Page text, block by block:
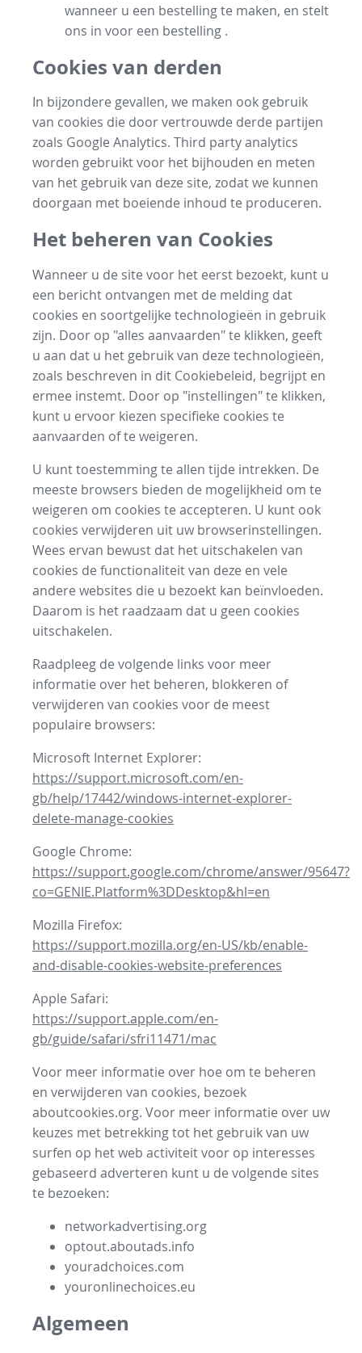
wanneer u een bestelling te maken, en stelt
ons in voor een bestelling .
Cookies van derden
In bijzondere gevallen, we maken ook gebruik
van cookies die door vertrouwde derde partijen
zoals Google Analytics. Third party analytics
worden gebruikt voor het bijhouden en meten
van het gebruik van deze site, zodat we kunnen
doorgaan met boeiende inhoud te produceren.
Het beheren van Cookies
Wanneer u de site voor het eerst bezoekt, kunt u
een bericht ontvangen met de melding dat
cookies en soortgelijke technologieën in gebruik
zijn. Door op "alles aanvaarden" te klikken, geeft
u aan dat u het gebruik van deze technologieën,
zoals beschreven in dit Cookiebeleid, begrijpt en
ermee instemt. Door op "instellingen" te klikken,
kunt u ervoor kiezen specifieke cookies te
aanvaarden of te weigeren.
U kunt toestemming te allen tijde intrekken. De
meeste browsers bieden de mogelijkheid om te
weigeren om cookies te accepteren. U kunt ook
cookies verwijderen uit uw browserinstellingen.
Wees ervan bewust dat het uitschakelen van
cookies de functionaliteit van deze en vele
andere websites die u bezoekt kan beïnvloeden.
Daarom is het raadzaam dat u geen cookies
uitschakelen.
Raadpleeg de volgende links voor meer
informatie over het beheren, blokkeren of
verwijderen van cookies voor de meest
populaire browsers:
Microsoft Internet Explorer:
https://support.microsoft.com/en-
gb/help/17442/windows-internet-explorer-
delete-manage-cookies
Google Chrome:
https://support.google.com/chrome/answer/95647?
co=GENIE.Platform%3DDesktop&hl=en
Mozilla Firefox:
https://support.mozilla.org/en-US/kb/enable-
and-disable-cookies-website-preferences
Apple Safari:
https://support.apple.com/en-
gb/guide/safari/sfri11471/mac
Voor meer informatie over hoe om te beheren
en verwijderen van cookies, bezoek
aboutcookies.org. Voor meer informatie over uw
keuzes met betrekking tot het gebruik van uw
surfen op het web activiteit voor op interesses
gebaseerd adverteren kunt u de volgende sites
te bezoeken:
networkadvertising.org
optout.aboutads.info
youradchoices.com
youronlinechoices.eu
Algemeen